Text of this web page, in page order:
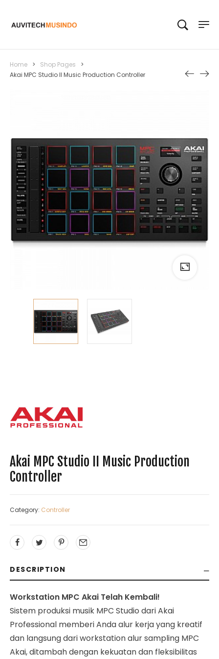
Home > Shop Pages
>
Akai MPC Studio II Music Production Controller
Akai MPC Studio II Music Production
Controller
Category: Controller
DESCRIPTION
Workstation MPC Akai Telah Kembali!
Sistem produksi musik MPC Studio dari Akai
Professional memberi Anda alur kerja yang kreatif
dan langsung dari workstation alur sampling MPC
Akai, ditambah dengan kekuatan dan fleksibilitas